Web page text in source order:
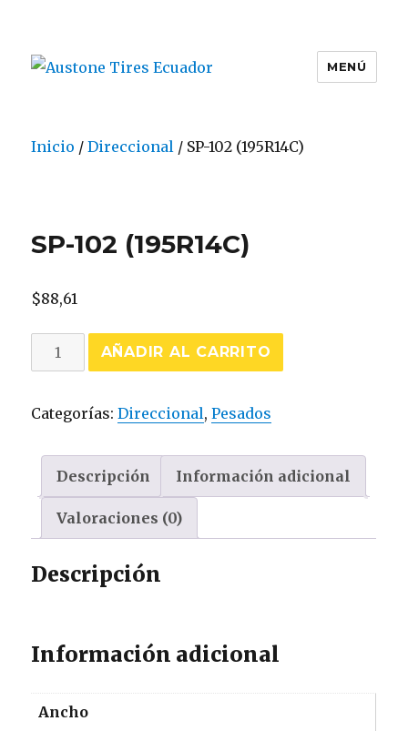
MENÚ
Inicio /Direccional / SP-102 (195R14C)
SP-102 (195R14C)
$88,61
102
cantidad
AÑADIR AL CARRITO
Categorías:Direccional,Pesados
Descripción Información adicional
Valoraciones (0)
Descripción
Información adicional
Ancho